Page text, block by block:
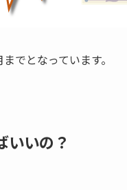
でとなっています。
いいの？